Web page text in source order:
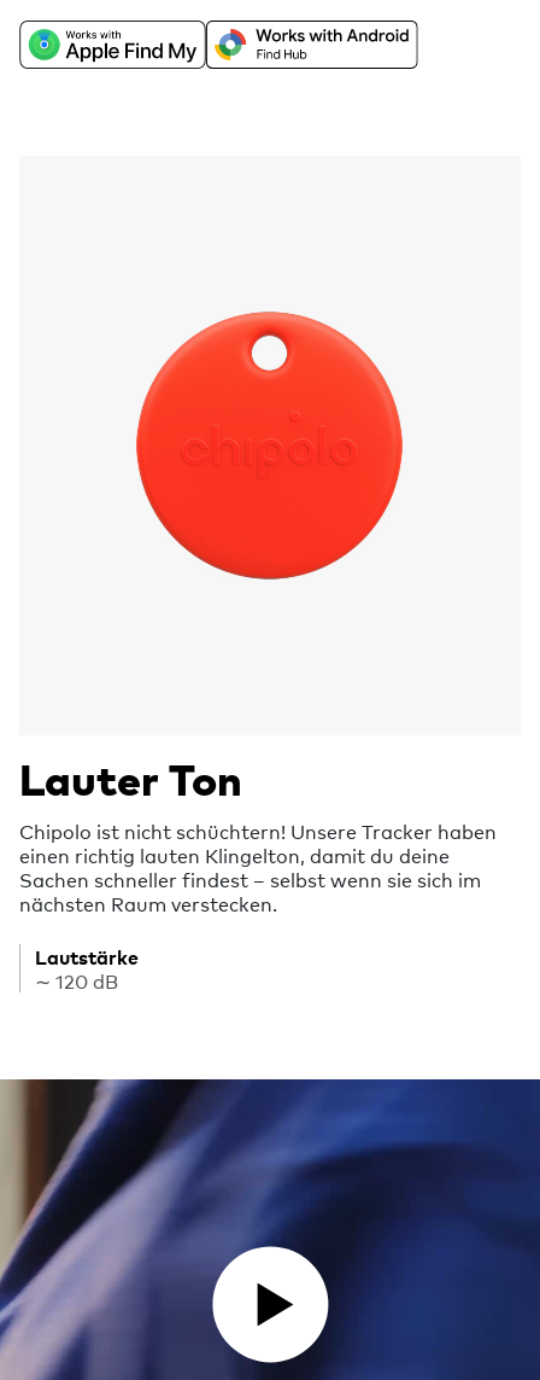
Lauter Ton
Chipolo ist nicht schüchtern! Unsere Tracker haben
einen richtig lauten Klingelton, damit du deine
Sachen schneller findest – selbst wenn sie sich im
nächsten Raum verstecken.
Lautstärke
∼ 120 dB
VIDEO ABSPIELEN